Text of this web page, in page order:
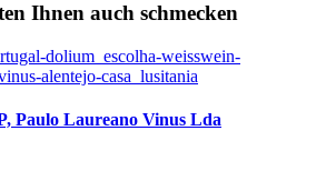
Ihnen auch schmecken
Paulo Laureano Vinus Lda